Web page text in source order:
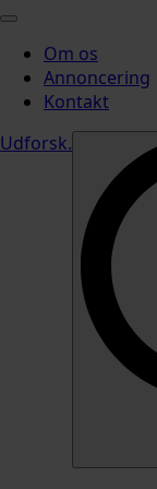
Om os
Annoncering
Kontakt
Udforsk.